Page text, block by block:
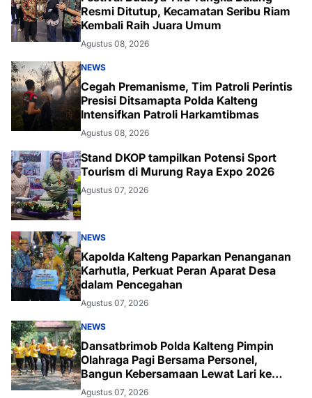
Resmi Ditutup, Kecamatan Seribu Riam
Kembali Raih Juara Umum
Agustus 08, 2026
NEWS
Cegah Premanisme, Tim Patroli Perintis
Presisi Ditsamapta Polda Kalteng
Intensifkan Patroli Harkamtibmas
Agustus 08, 2026
Stand DKOP tampilkan Potensi Sport
Tourism di Murung Raya Expo 2026
Agustus 07, 2026
NEWS
Kapolda Kalteng Paparkan Penanganan
Karhutla, Perkuat Peran Aparat Desa
dalam Pencegahan
Agustus 07, 2026
NEWS
Dansatbrimob Polda Kalteng Pimpin
Olahraga Pagi Bersama Personel,
Bangun Kebersamaan Lewat Lari ke
Bukit Baranahu
Agustus 07, 2026